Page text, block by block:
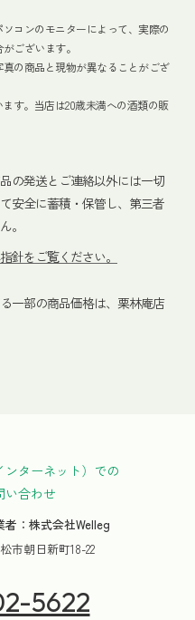
コンのモニターによって、実際の
ございます。
の商品と現物が異なることがござ
す。当店は20歳未満への酒類の販
の発送とご連絡以外には一切
安全に蓄積・保管し、第三者
。
針をご覧ください。
一部の商品価格は、栗林庵店
ンターネット）での
い合わせ
：株式会社Welleg
市朝日新町18-22
5622